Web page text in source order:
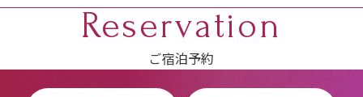
Reservation
ご宿泊予約